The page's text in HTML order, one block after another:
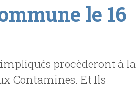
le 16
procèderont à la
Contamines. Et Ils